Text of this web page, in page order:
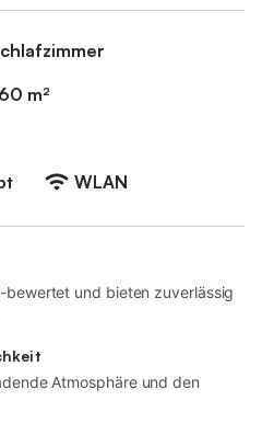
60 m²
WLAN
und bieten zuverlässig
Atmosphäre und den